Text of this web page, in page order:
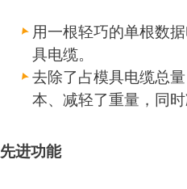
用一根轻巧的单根数
具电缆。
去除了占模具电缆总
本、减轻了重量，同
先进功能